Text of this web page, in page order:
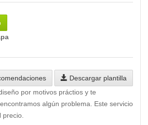
Descargar plantilla
por motivos práctios y te
algún problema. Este servicio